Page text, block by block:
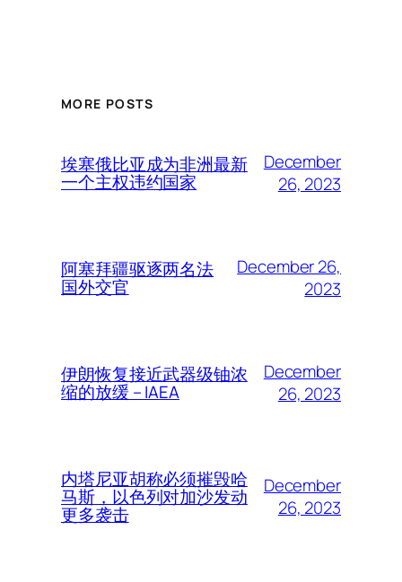
MORE POSTS
埃塞俄比亚成为非洲最新
一个主权违约国家
December
26, 2023
阿塞拜疆驱逐两名法
国外交官
December 26,
2023
伊朗恢复接近武器级铀浓
缩的放缓 – IAEA
December
26, 2023
内塔尼亚胡称必须摧毁哈
马斯，以色列对加沙发动
更多袭击
December
26, 2023